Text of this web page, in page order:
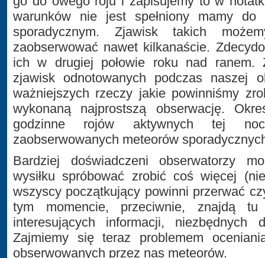
warunków nie jest spełniony mamy do
sporadycznym. Zjawisk takich
zaobserwować nawet kilkanaście.
ich w drugiej połowie roku nad ranem.
zjawisk odnotowanych podczas naszej
ważniejszych rzeczy jakie powinniśmy
wykonaną najprostszą obserwację.
godzinne rojów aktywnych tej
zaobserwowanych meteorów
Bardziej doświadczeni obserwatorzy
wysiłku spróbować zrobić coś więcej
wszyscy początkujący powinni przerwać
tym momencie, przeciwnie, znajdą
interesujących informacji, niezbędnych
Zajmiemy się teraz problemem
obserwowanych przez nas meteorów.